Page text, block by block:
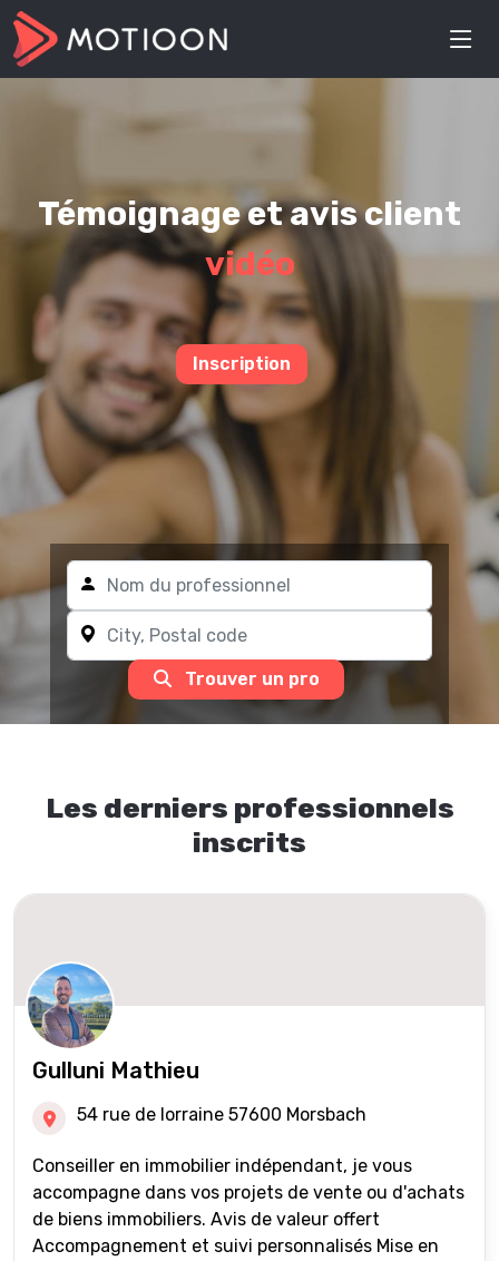
Témoignage et avis client
vidéo
Inscription
Trouver un pro
Les derniers professionnels
inscrits
Gulluni Mathieu
54 rue de lorraine 57600 Morsbach
Conseiller en immobilier indépendant, je vous
accompagne dans vos projets de vente ou d'achats
de biens immobiliers. Avis de valeur offert
Accompagnement et suivi personnalisés Mise en